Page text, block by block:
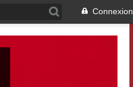
Connexion